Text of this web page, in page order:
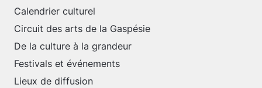
Calendrier culturel
Circuit des arts de la Gaspésie
De la culture à la grandeur
Festivals et événements
Lieux de diffusion